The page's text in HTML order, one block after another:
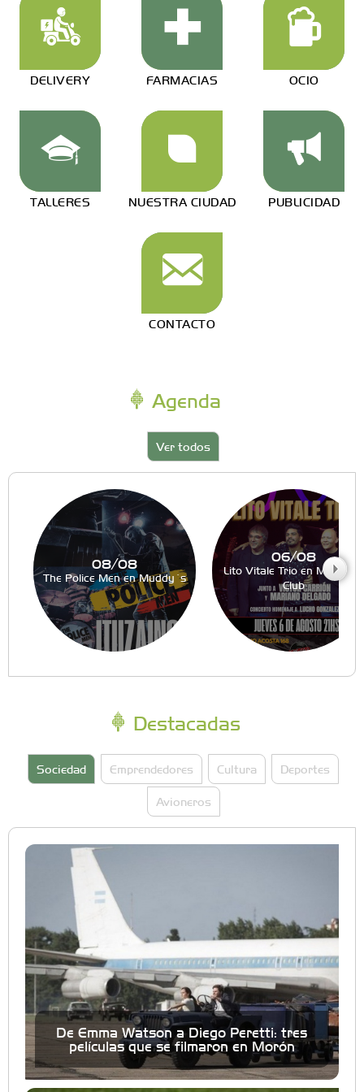
DELIVERY FARMACIAS OCIO
TALLERES NUESTRA CIUDAD PUBLICIDAD
CONTACTO
Agenda
Ver todos
08/08
The Police Men en Muddy´s
06/08
Lito Vitale Trio en Muddy´s
Club
Destacadas
Sociedad Emprendedores Cultura Deportes
Avioneros
De Emma Watson a Diego Peretti: tres
películas que se filmaron en Morón